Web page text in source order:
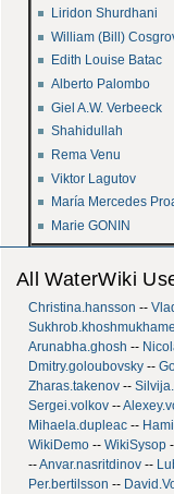
Liridon Shurdhani
William (Bill)
Edith Louise Batac
Alberto Palombo
Giel A.W. Verbeeck
Shahidullah
Rema Venu
Viktor Lagutov
María Mercedes
Marie GONIN
All WaterWiki
Christina.hansson --
Arunabha.ghosh --
Dmitry.goloubovsky--
Zharas.takenov--
Sergei.volkov--
Mihaela.dupleac--
WikiDemo-- WikiSysop
--Anvar.nasritdinov--
Per.bertilsson --